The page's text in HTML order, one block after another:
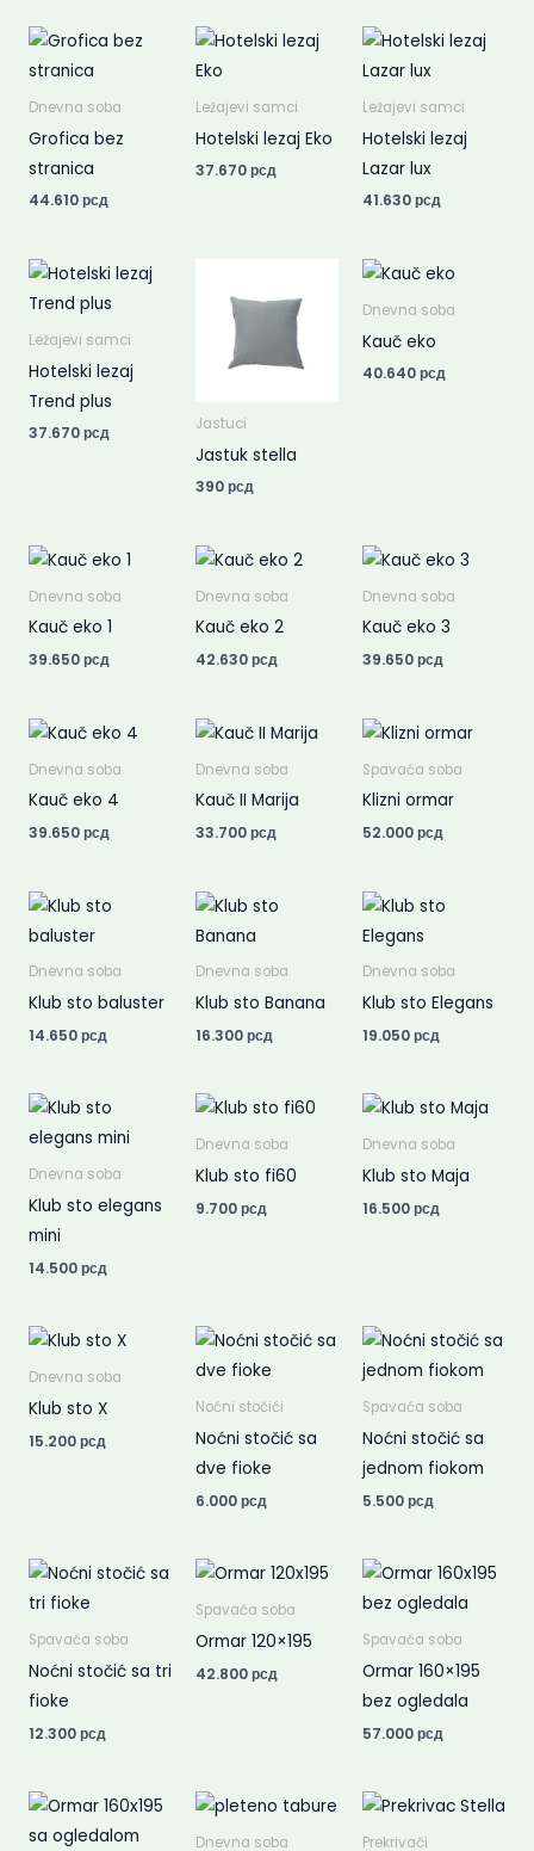
Dnevna soba
Grofica bez
stranica
44.610рсд
Ležajevi samci
Hotelski lezaj Eko
37.670рсд
Ležajevi samci
Hotelski lezaj
Lazar lux
41.630рсд
Ležajevi samci
Hotelski lezaj
Trend plus
37.670рсд Jastuci
Jastuk stella
390рсд
Dnevna soba
Kauč eko
40.640рсд
Dnevna soba
Kauč eko 1
39.650рсд
Dnevna soba
Kauč eko 2
42.630рсд
Dnevna soba
Kauč eko 3
39.650рсд
Dnevna soba
Kauč eko 4
39.650рсд
Dnevna soba
Kauč II Marija
33.700рсд
Spavaća soba
Klizni ormar
52.000рсд
Dnevna soba
Klub sto baluster
14.650рсд
Dnevna soba
Klub sto Banana
16.300рсд
Dnevna soba
Klub sto Elegans
19.050рсд
Dnevna soba
Klub sto elegans
mini
14.500рсд
Dnevna soba
Klub sto fi60
9.700рсд
Dnevna soba
Klub sto Maja
16.500рсд
Dnevna soba
Klub sto X
15.200рсд
Noćni stočići
Noćni stočić sa
dve fioke
6.000рсд
Spavaća soba
Noćni stočić sa
jednom fiokom
5.500рсд
Spavaća soba
Noćni stočić sa tri
fioke
12.300рсд
Spavaća soba
Ormar 120×195
42.800рсд
Spavaća soba
Ormar 160×195
bez ogledala
57.000рсд
Dnevna soba Prekrivači
Price
range: